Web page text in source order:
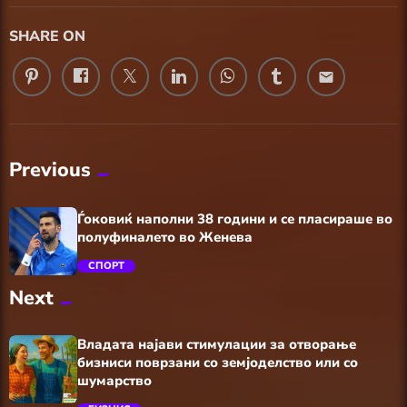
SHARE ON
email
Previous
trending_flat
Ѓоковиќ наполни 38 години и се пласираше во
полуфиналето во Женева
СПОРТ
Next
Владата најави стимулации за отворање
бизниси поврзани со земјоделство или со
шумарство